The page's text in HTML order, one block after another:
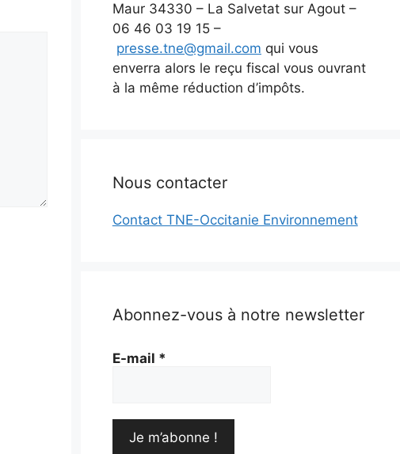
Maur 34330 – La Salvetat sur Agout –
06 46 03 19 15 –
presse.tne@gmail.com qui vous
enverra alors le reçu fiscal vous ouvrant
à la même réduction d’impôts.
Nous contacter
Contact TNE-Occitanie Environnement
Abonnez-vous à notre newsletter
E-mail *